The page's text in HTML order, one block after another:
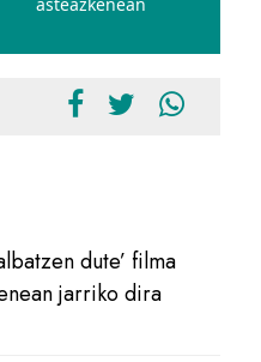
dute’ filma
jarriko dira